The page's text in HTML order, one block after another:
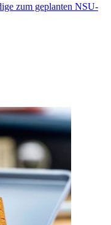
zum geplanten NSU-